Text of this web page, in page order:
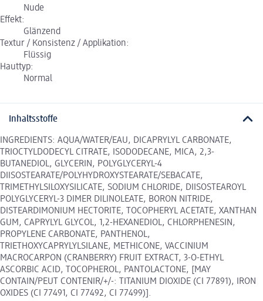
Nude
Effekt:
Glänzend
Textur / Konsistenz / Applikation:
Flüssig
Hauttyp:
Normal
Inhaltsstoffe
INGREDIENTS: AQUA/WATER/EAU, DICAPRYLYL CARBONATE,
TRIOCTYLDODECYL CITRATE, ISODODECANE, MICA, 2,3-
BUTANEDIOL, GLYCERIN, POLYGLYCERYL-4
DIISOSTEARATE/POLYHYDROXYSTEARATE/SEBACATE,
TRIMETHYLSILOXYSILICATE, SODIUM CHLORIDE, DIISOSTEAROYL
POLYGLYCERYL-3 DIMER DILINOLEATE, BORON NITRIDE,
DISTEARDIMONIUM HECTORITE, TOCOPHERYL ACETATE, XANTHAN
GUM, CAPRYLYL GLYCOL, 1,2-HEXANEDIOL, CHLORPHENESIN,
PROPYLENE CARBONATE, PANTHENOL,
TRIETHOXYCAPRYLYLSILANE, METHICONE, VACCINIUM
MACROCARPON (CRANBERRY) FRUIT EXTRACT, 3-O-ETHYL
ASCORBIC ACID, TOCOPHEROL, PANTOLACTONE, [MAY
CONTAIN/PEUT CONTENIR/+/-: TITANIUM DIOXIDE (CI 77891), IRON
OXIDES (CI 77491, CI 77492, CI 77499)].